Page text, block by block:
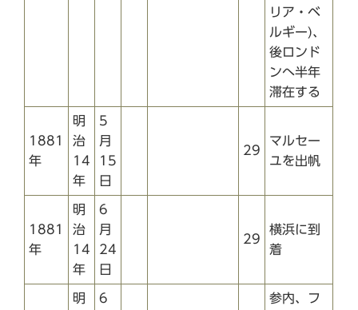
リア・ベ
ルギー)、
後ロンド
ンへ半年
滞在する
1881
年
明
治
14
年
5
月
15
日
29
マルセー
ユを出帆
1881
年
明
治
14
年
6
月
24
日
29
横浜に到
着
明
6
参内、フ